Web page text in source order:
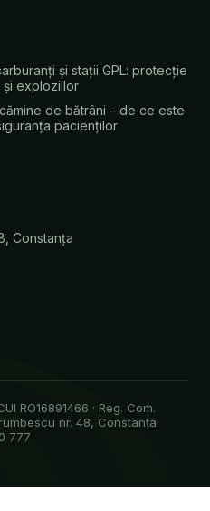
și stații GPL: protecție
și exploziilor
de bătrâni – de ce este
pacienților
Constanța
RO16891466 · Reg. Com.
nr. 48, Constanța
777